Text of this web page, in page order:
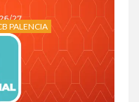
PALENCIA